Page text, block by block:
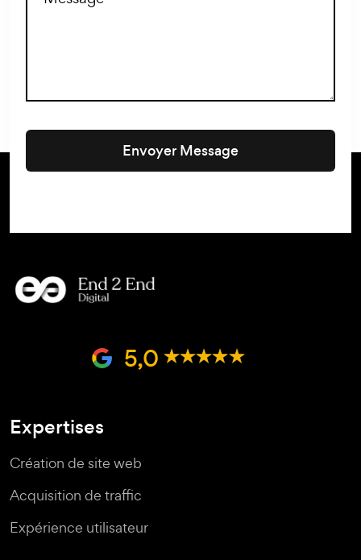
Envoyer Message
5,0
Expertises
Création de site web
Acquisition de traffic
Expérience utilisateur